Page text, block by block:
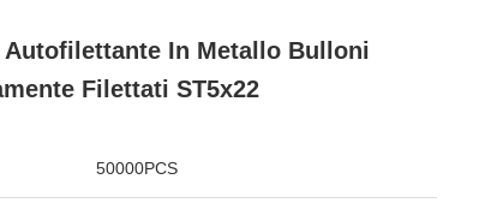
Autofilettante In Metallo Bulloni
Filettati ST5x22
50000PCS